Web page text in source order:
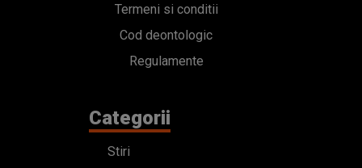
Termeni si conditii
Cod deontologic
Regulamente
Categorii
Stiri